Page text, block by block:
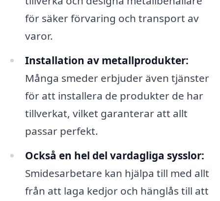
för säker förvaring och transport av
varor.
Installation av metallprodukter:
Många smeder erbjuder även tjänster
för att installera de produkter de har
tillverkat, vilket garanterar att allt
passar perfekt.
Också en hel del vardagliga sysslor:
Smidesarbetare kan hjälpa till med allt
från att laga kedjor och hänglås till att